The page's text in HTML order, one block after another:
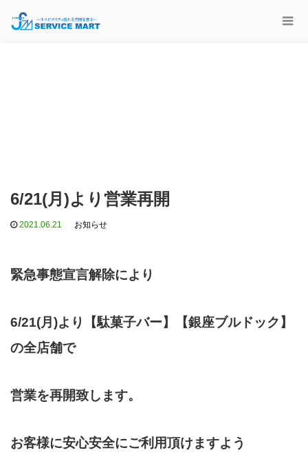
6/21(月)より営業再開
2021.06.21 お知らせ
緊急事態宣言解除により
6/21(月)より【駄菓子バー】【銀座ブルドック】
の全店舗で
営業を再開致します。
お客様に安心安全にご利用頂けますよう